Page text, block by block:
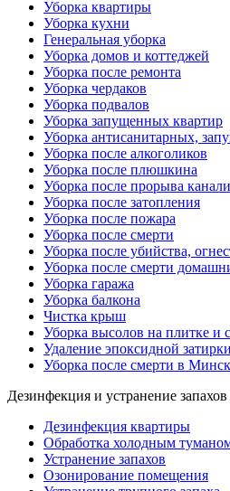
Уборка квартиры
Уборка кухни
Генеральная уборка
Уборка домов и коттеджей
Уборка после ремонта
Уборка чердаков
Уборка подвалов
Уборка запущенных квартир
Уборка антисанитарных,
Уборка после алкоголиков
Уборка после плюшкина
Уборка после прорыва
Уборка после затопления
Уборка после пожара
Уборка после смерти
Уборка после убийства,
Уборка после смерти
Уборка гаража
Уборка балкона
Чистка крыш
Уборка высолов на плитке и
Удаление эпоксидной затирки
Уборка после смерти в
Дезинфекция и устранение запахов
Дезинфекция квартиры
Обработка холодным
Устранение запахов
Озонирование помещения